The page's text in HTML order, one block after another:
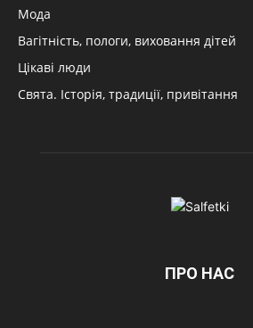
Мода
Вагітність, пологи, виховання дітей
Цікаві люди
Свята. Історія, традиції, привітання
ПРО НАС